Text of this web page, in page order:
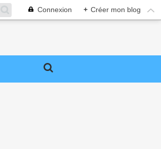
Connexion + Créer mon blog